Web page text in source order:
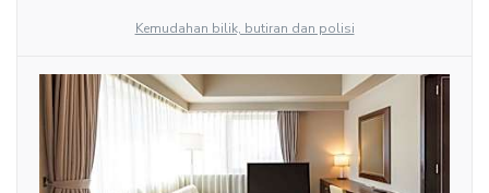
Kemudahan bilik, butiran dan polisi